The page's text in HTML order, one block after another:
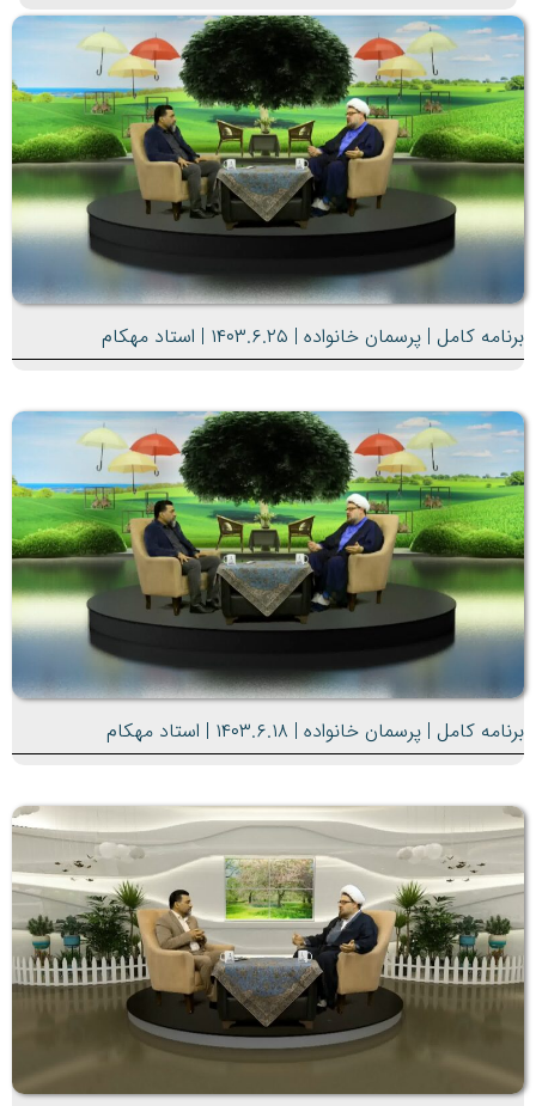
برنامه کامل | پرسمان خانواده | ۱۴۰۳.۶.۲۵ | استاد مهکام
برنامه کامل | پرسمان خانواده | ۱۴۰۳.۶.۱۸ | استاد مهکام